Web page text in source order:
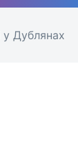
у Дублянах